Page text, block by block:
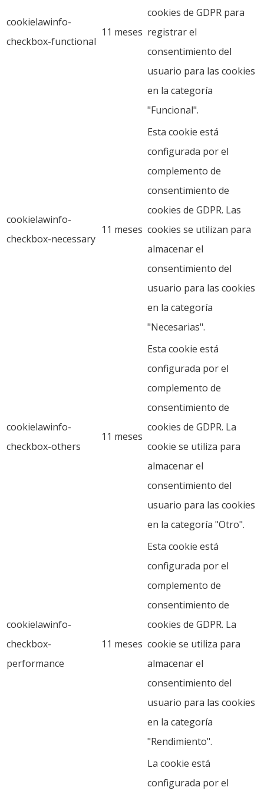
cookielawinfo-
checkbox-functional
11 meses
cookies de GDPR para
registrar el
consentimiento del
usuario para las cookies
en la categoría
"Funcional".
cookielawinfo-
checkbox-necessary
11 meses
Esta cookie está
configurada por el
complemento de
consentimiento de
cookies de GDPR. Las
cookies se utilizan para
almacenar el
consentimiento del
usuario para las cookies
en la categoría
"Necesarias".
cookielawinfo-
checkbox-others
11 meses
Esta cookie está
configurada por el
complemento de
consentimiento de
cookies de GDPR. La
cookie se utiliza para
almacenar el
consentimiento del
usuario para las cookies
en la categoría "Otro".
cookielawinfo-
checkbox-
performance
11 meses
Esta cookie está
configurada por el
complemento de
consentimiento de
cookies de GDPR. La
cookie se utiliza para
almacenar el
consentimiento del
usuario para las cookies
en la categoría
"Rendimiento".
La cookie está
configurada por el